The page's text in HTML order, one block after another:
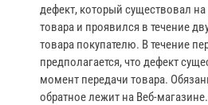
дефект, который существовал
товара и проявился в течение
товара покупателю. В течение
предполагается, что дефект
момент передачи товара.
обратное лежит на